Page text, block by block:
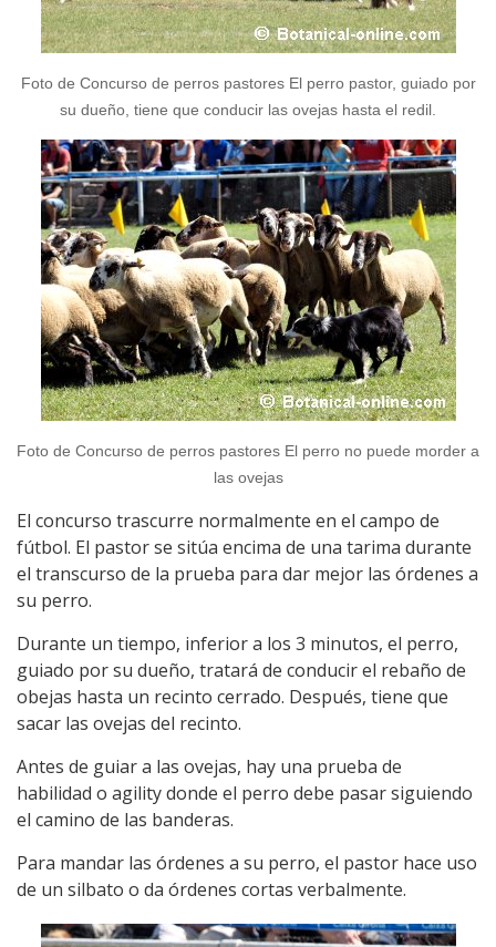
Foto de Concurso de perros pastores El perro pastor, guiado por
su dueño, tiene que conducir las ovejas hasta el redil.
Foto de Concurso de perros pastores El perro no puede morder a
las ovejas
El concurso trascurre normalmente en el campo de
fútbol. El pastor se sitúa encima de una tarima durante
el transcurso de la prueba para dar mejor las órdenes a
su perro.
Durante un tiempo, inferior a los 3 minutos, el perro,
guiado por su dueño, tratará de conducir el rebaño de
obejas hasta un recinto cerrado. Después, tiene que
sacar las ovejas del recinto.
Antes de guiar a las ovejas, hay una prueba de
habilidad o agility donde el perro debe pasar siguiendo
el camino de las banderas.
Para mandar las órdenes a su perro, el pastor hace uso
de un silbato o da órdenes cortas verbalmente.